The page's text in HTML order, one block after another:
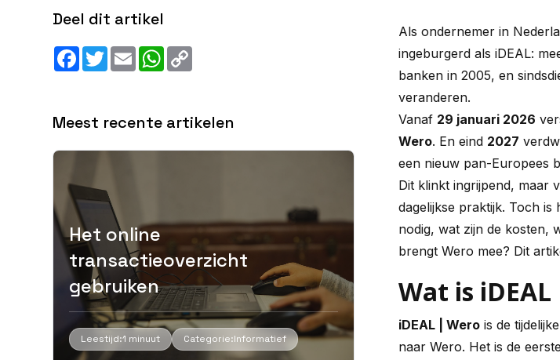
Deel dit artikel
Facebook
Twitter
EmailWhatsApp
Meest recente artikelen
Het online
transactieoverzicht
gebruiken
Leestijd:1 minuut Categorie:Informatief
Als ondernemer in
ingeburgerd als iDEAL:
banken in 2005, en
veranderen.
Vanaf 29 januari 2026
Wero. En eind 2027
een nieuw pan-Europees
Dit klinkt ingrijpend, maar
dagelijkse praktijk. Toch
nodig, wat zijn de kosten,
brengt Wero mee? Dit
Wat is
iDEAL | Werois de
naar Wero. Het is de